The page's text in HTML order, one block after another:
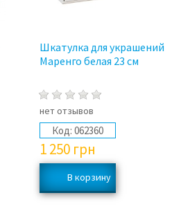
Шкатулка для украшений
Маренго белая 23 см
нет отзывов
Код: 062360
1 250 грн